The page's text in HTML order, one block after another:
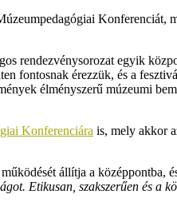
Konferenciát,
rendezvénysorozat egyik
fontosnak érezzük, és a
élményszerű múzeumi
Konferenciára is, mely akkor
állítja a középpontba,
Etikusan, szakszerűen és a